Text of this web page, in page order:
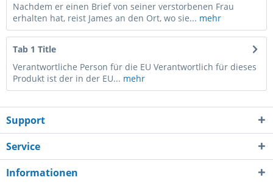
Nachdem er einen Brief von seiner verstorbenen Frau
erhalten hat, reist James an den Ort, wo sie... mehr
Tab 1 Title
Verantwortliche Person für die EU Verantwortlich für dieses
Produkt ist der in der EU... mehr
Support
Service
Informationen